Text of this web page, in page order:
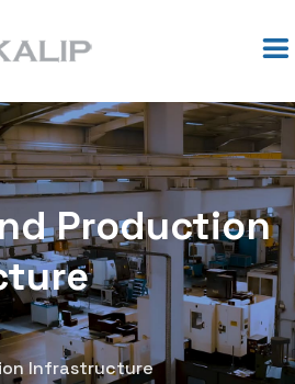
Production
Infrastructure